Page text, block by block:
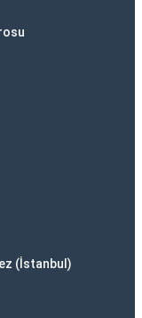
(İstanbul)